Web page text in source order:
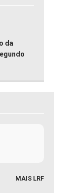
da
MAIS LRF